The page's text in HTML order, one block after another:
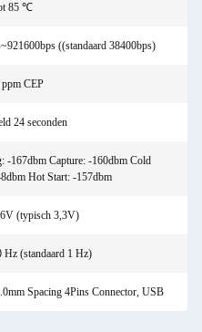
85 ℃
((standaard 38400bps)
CEP
24 seconden
-167dbm Capture: -160dbm Cold
Hot Start: -157dbm
(typisch 3,3V)
Hz (standaard 1 Hz)
Spacing 4Pins Connector, USB